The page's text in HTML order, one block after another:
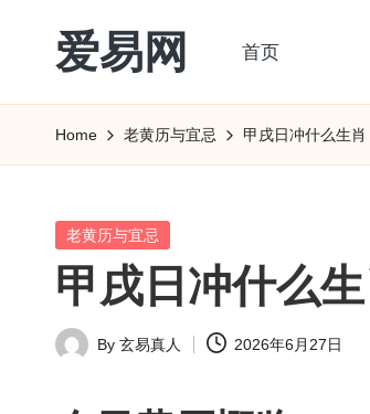
爱易网
历
阳
转
农
历
历
首页
Home 老黄历与宜忌 甲戌日冲什么生
Posted
老黄历与宜忌
甲戌日冲什么
Posted
By 玄易真人 2026年6月27日